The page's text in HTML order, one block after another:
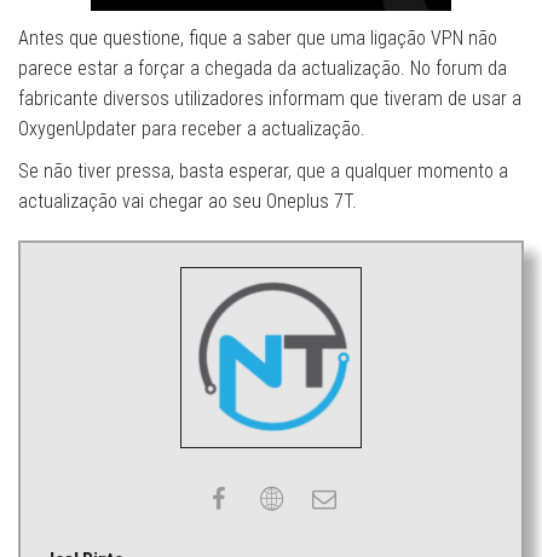
Antes que questione, fique a saber que uma ligação VPN não
parece estar a forçar a chegada da actualização. No forum da
fabricante diversos utilizadores informam que tiveram de usar a
OxygenUpdater para receber a actualização.
Se não tiver pressa, basta esperar, que a qualquer momento a
actualização vai chegar ao seu Oneplus 7T.